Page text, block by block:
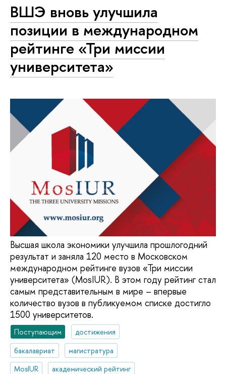
ВШЭ вновь улучшила
позиции в международном
рейтинге «Три миссии
университета»
Высшая школа экономики улучшила прошлогодний
результат и заняла 120 место в Московском
международном рейтинге вузов «Три миссии
университета» (MosIUR). В этом году рейтинг стал
самым представительным в мире – впервые
количество вузов в публикуемом списке достигло
1500 университетов.
Поступающим
достижения
бакалавриат
магистратура
MosIUR
академический рейтинг